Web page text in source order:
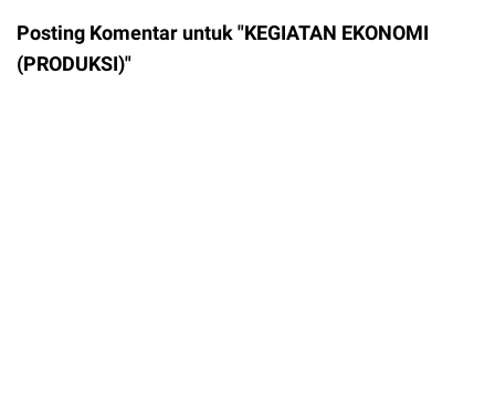
Posting Komentar untuk "KEGIATAN EKONOMI
(PRODUKSI)"